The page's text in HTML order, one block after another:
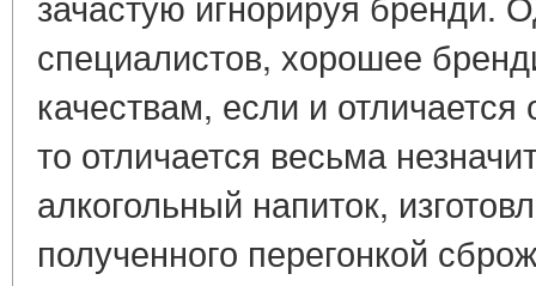
специалистов, хорошее
качествам, если и
то отличается весьма
алкогольный напиток,
полученного перегонкой